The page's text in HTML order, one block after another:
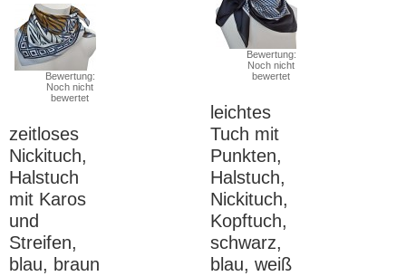
Bewertung:
Noch nicht
bewertet
zeitloses
Nickituch,
Halstuch
mit Karos
und
Streifen,
blau, braun
Bewertung:
Noch nicht
bewertet
leichtes
Tuch mit
Punkten,
Halstuch,
Nickituch,
Kopftuch,
schwarz,
blau, weiß